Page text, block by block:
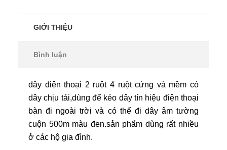
GIỚI THIỆU
Bình luận
dây điện thoại 2 ruột 4 ruột cứng và mềm có
dây chịu tải,dùng để kéo dây tín hiệu điện thoại
bàn đi ngoài trời và có thể đi dây âm tường
cuộn 500m màu đen.sản phẩm dùng rất nhiều
ở các hộ gia đình.